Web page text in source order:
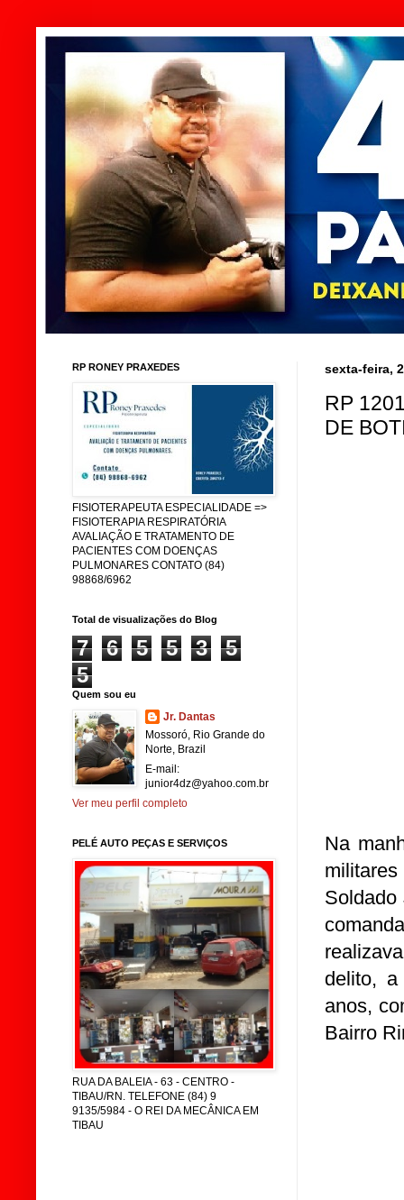
sexta-feira,
RP
DE
Na
Soldado
delito, a
anos,
Bairro
RP RONEY PRAXEDES
FISIOTERAPEUTA ESPECIALIDADE =>
FISIOTERAPIA RESPIRATÓRIA
AVALIAÇÃO E TRATAMENTO DE
PACIENTES COM DOENÇAS
PULMONARES CONTATO (84)
98868/6962
Total de visualizações do Blog
7 6 5 5 3
5
5
Quem sou eu
Jr. Dantas
Mossoró, Rio Grande do
Norte, Brazil
E-mail:
junior4dz@yahoo.com.br
Ver meu perfil completo
PELÉ AUTO PEÇAS E SERVIÇOS
RUA DA BALEIA - 63 - CENTRO -
TIBAU/RN. TELEFONE (84) 9
9135/5984 - O REI DA MECÂNICA EM
TIBAU